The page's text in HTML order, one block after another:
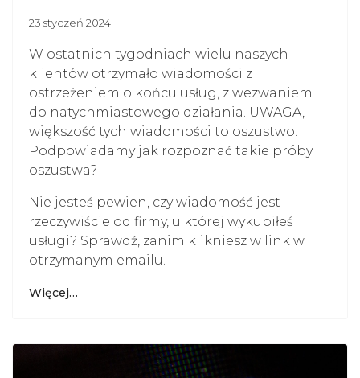
23 styczeń 2024
W ostatnich tygodniach wielu naszych
klientów otrzymało wiadomości z
ostrzeżeniem o końcu usług, z wezwaniem
do natychmiastowego działania. UWAGA,
większość tych wiadomości to oszustwo.
Podpowiadamy jak rozpoznać takie próby
oszustwa?
Nie jesteś pewien, czy wiadomość jest
rzeczywiście od firmy, u której wykupiłeś
usługi? Sprawdź, zanim klikniesz w link w
otrzymanym emailu.
Więcej…